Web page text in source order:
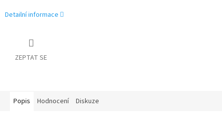
Detailní informace
ZEPTAT SE
Popis Hodnocení Diskuze